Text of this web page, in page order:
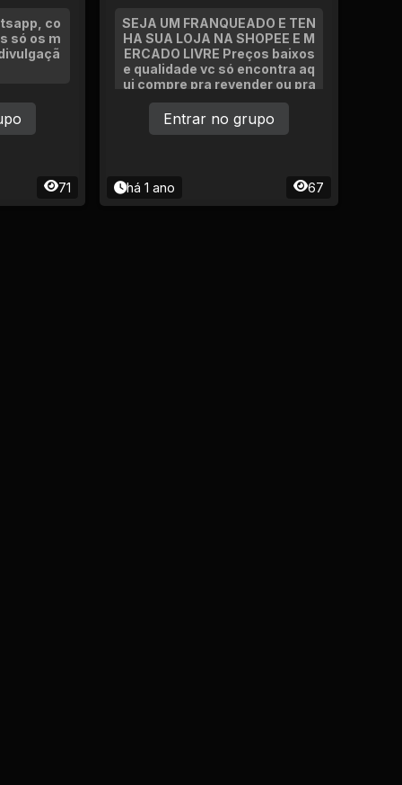
co
só os m
71
SEJA UM FRANQUEADO E TEN
HA SUA LOJA NA SHOPEE E M
ERCADO LIVRE Preços baixos
e qualidade vc só encontra aq
ui compre pra revender ou pra
seu uso próprio OU MONTE SU
A LOJA NÓS SITE MAS VENDI
DO DO MUNDO TODO SONHA
há 1 ano 67
Entrar no grupo